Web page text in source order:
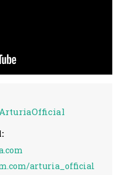
arturia_official